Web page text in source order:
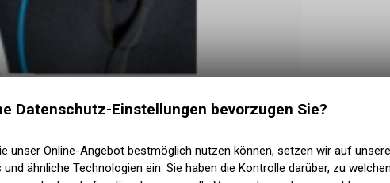
und Komfort
Datenschutz-Einstellungen bevorzugen Sie?
unser Online-Angebot bestmöglich nutzen können, setzen wir auf
und ähnliche Technologien ein. Sie haben die Kontrolle darüber, zu